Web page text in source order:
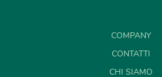
COMPANY
CONTATTI
CHI SIAMO